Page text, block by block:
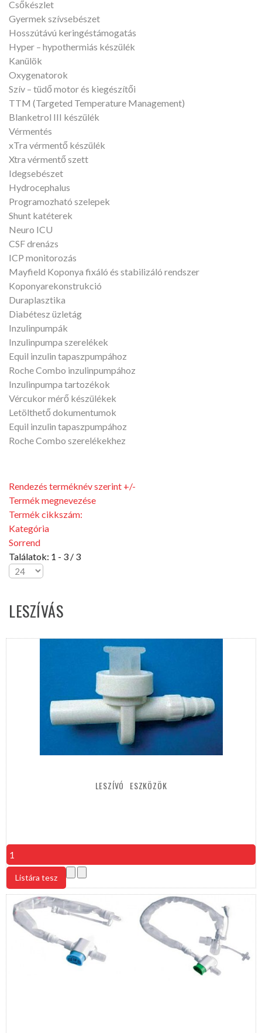
Csőkészlet
Gyermek szívsebészet
Hosszútávú keringéstámogatás
Hyper – hypothermiás készülék
Kanülök
Oxygenatorok
Szív – tüdő motor és kiegészítői
TTM (Targeted Temperature Management)
Blanketrol III készülék
Vérmentés
xTra vérmentő készülék
Xtra vérmentő szett
Idegsebészet
Hydrocephalus
Programozható szelepek
Shunt katéterek
Neuro ICU
CSF drenázs
ICP monitorozás
Mayfield Koponya fixáló és stabilizáló rendszer
Koponyarekonstrukció
Duraplasztika
Diabétesz üzletág
Inzulinpumpák
Inzulinpumpa szerelékek
Equil inzulin tapaszpumpához
Roche Combo inzulinpumpához
Inzulinpumpa tartozékok
Vércukor mérő készülékek
Letölthető dokumentumok
Equil inzulin tapaszpumpához
Roche Combo szerelékekhez
Rendezés terméknév szerint +/-
Termék megnevezése
Termék cikkszám:
Kategória
Sorrend
Találatok: 1 - 3 / 3
LESZÍVÁS
LESZÍVÓ ESZKÖZÖK